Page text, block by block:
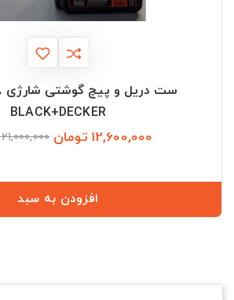
BLACK+DECKER
12,600,000 تومان 21,000,000 تومان
افزودن به سبد